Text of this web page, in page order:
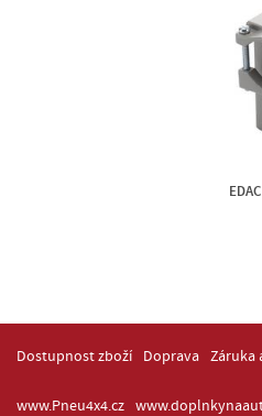
Dostupnost zboží Doprava Záruka
www.Pneu4x4.cz